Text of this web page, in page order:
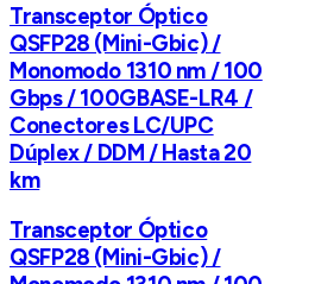
Transceptor Óptico
QSFP28 (Mini-Gbic) /
Monomodo 1310 nm / 100
Gbps / 100GBASE-LR4 /
Conectores LC/UPC
Dúplex / DDM / Hasta 20
km
Transceptor Óptico
QSFP28 (Mini-Gbic) /